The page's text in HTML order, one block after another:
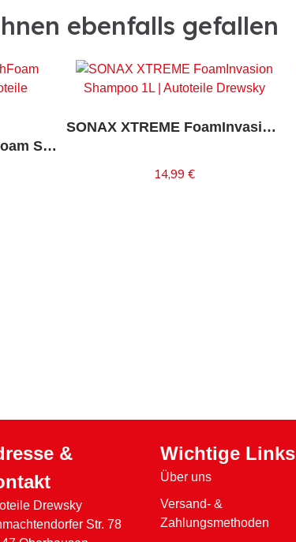
ebenfalls gefallen
SONAX XTREME RichFoam Shampoo
SONAX XTREME FoamInvasion Shampoo 1L
14,99 €
In den Warenkorb
&
Drewsky
Str. 78
Wichtige Links
Über uns
Versand- &
Zahlungsmethoden